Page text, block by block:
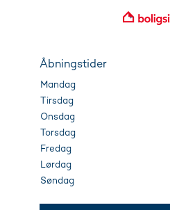
Åbningstider
Mandag
Tirsdag
Onsdag
Torsdag
Fredag
Lørdag
Søndag